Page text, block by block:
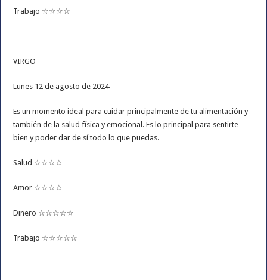
Trabajo ☆☆☆☆
VIRGO
Lunes 12 de agosto de 2024
Es un momento ideal para cuidar principalmente de tu alimentación y
también de la salud física y emocional. Es lo principal para sentirte
bien y poder dar de sí todo lo que puedas.
Salud ☆☆☆☆
Amor ☆☆☆☆
Dinero ☆☆☆☆☆
Trabajo ☆☆☆☆☆